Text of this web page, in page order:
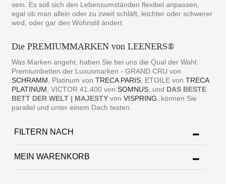
sein. Es soll sich den Lebensumständen flexibel anpassen,
egal ob man allein oder zu zweit schläft, leichter oder schwerer
wird, oder gar den Wohnstil ändert.
Die PREMIUMMARKEN von LEENERS®
Was Marken angeht, haben Sie bei uns die Qual der Wahl:
Premiumbetten der Luxusmarken - GRAND CRU von
SCHRAMM , Platinum vonTRECA PARIS , ETOILE vonTRECA
PLATINUM , VICTOR 41.400 vonSOMNUS , und DAS BESTE
BETT DER WELT | MAJESTYvonVISPRING , können Sie
parallel und unter einem Dach testen.
FILTERN NACH
MEIN WARENKORB